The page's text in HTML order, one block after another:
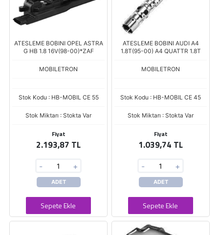
ATESLEME BOBINI OPEL ASTRA
G HB 1.8 16V(98-00)*ZAF
MOBILETRON
Stok Kodu : HB-MOBIL CE 55
Stok Miktarı : Stokta Var
Fiyat
2.193,87 TL
- +
ADET
Sepete Ekle
ATESLEME BOBINI AUDI A4
1.8T(95-00) A4 QUATTR 1.8T
MOBILETRON
Stok Kodu : HB-MOBIL CE 45
Stok Miktarı : Stokta Var
Fiyat
1.039,74 TL
- +
ADET
Sepete Ekle